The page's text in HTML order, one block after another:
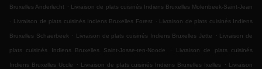
Bruxelles Anderlecht . Livraison de plats cuisinés Indiens Bruxelles Molenbeek-Saint-Jean
. Livraison de plats cuisinés Indiens Bruxelles Forest . Livraison de plats cuisinés Indiens
Bruxelles Schaerbeek . Livraison de plats cuisinés Indiens Bruxelles Jette . Livraison de
plats cuisinés Indiens Bruxelles Saint-Josse-ten-Noode . Livraison de plats cuisinés
Indiens Bruxelles Uccle . Livraison de plats cuisinés Indiens Bruxelles Ixelles . Livraison